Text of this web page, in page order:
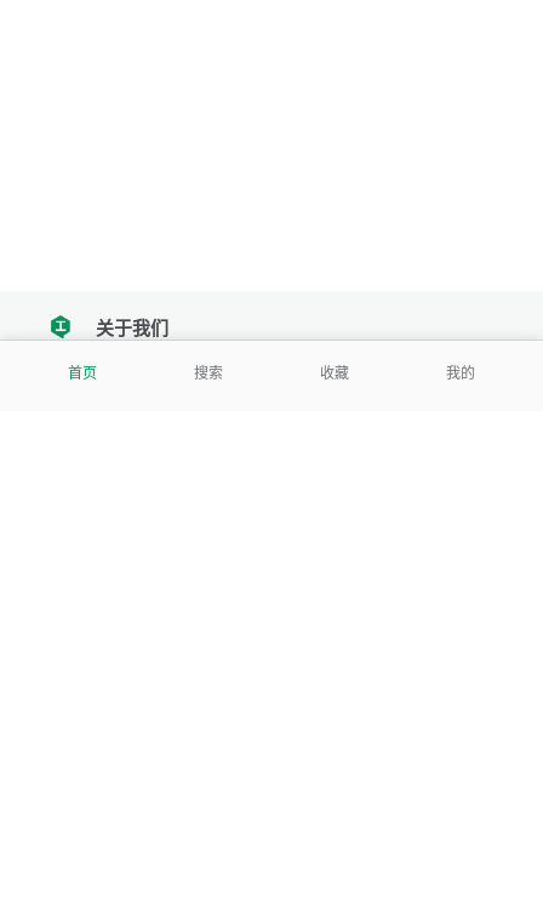
首页 搜索 收藏 我的
tencent关于我们
我们努力把每一个工具做成批量处理的产品